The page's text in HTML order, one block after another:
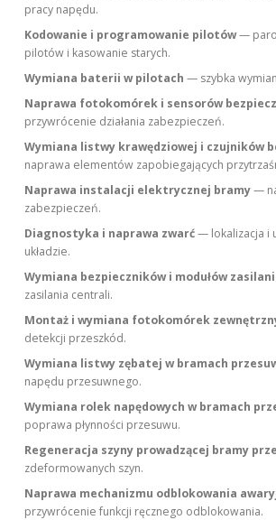
pracy napędu.
Kodowanie i programowanie pilotów—
pilotów i kasowanie starych.
Wymiana baterii w pilotach — szybka
Naprawa fotokomórek i sensorów
przywrócenie działania zabezpieczeń.
Wymiana listwy krawędziowej i czujników
naprawa elementów zapobiegających
Naprawa instalacji elektrycznej bramy—
zabezpieczeń.
Diagnostyka i naprawa zwarć— lokalizacja i
układzie.
Wymiana bezpieczników i modułów
zasilania centrali.
Montaż i wymiana fotokomórek
detekcji przeszkód.
Wymiana listwy zębatej w bramach
napędu przesuwnego.
Wymiana rolek napędowych w bramach
poprawa płynności przesuwu.
Regeneracja szyny prowadzącej bramy
zdeformowanych szyn.
Naprawa mechanizmu odblokowania
przywrócenie funkcji ręcznego odblokowania.